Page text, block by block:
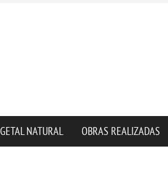
NATURAL OBRAS REALIZADAS